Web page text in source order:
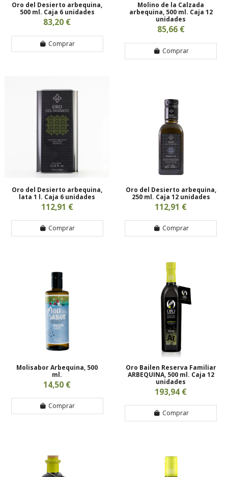
Oro del Desierto arbequina,
500 ml. Caja 6 unidades
83,20 €
Comprar
Molino de la Calzada
arbequina, 500 ml. Caja 12
unidades
85,66 €
Comprar
Oro del Desierto arbequina,
lata 1 l. Caja 6 unidades
112,91 €
Comprar
Oro del Desierto arbequina,
250 ml. Caja 12 unidades
112,91 €
Comprar
Molisabor Arbequina, 500
ml.
14,50 €
Comprar
Oro Bailen Reserva Familiar
ARBEQUINA, 500 ml. Caja 12
unidades
193,94 €
Comprar